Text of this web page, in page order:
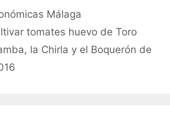
Málaga
tomates huevo de Toro
la Chirla y el Boquerón de